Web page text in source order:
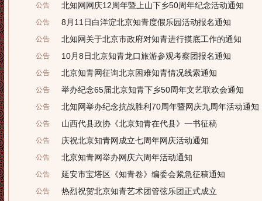
公告 北知网网庆12周年暨上山下乡50周年纪念活动通知
公告 8月11日白洋淀北京知青度假乐园活动报名通知
公告 北知网关于北京市政府对知青进行摸底工作的通知
公告 10月8日北京知青龙口旅游参观考察团报名通知
公告 北京知青网征询北京困难知青情况线索通知
公告 举办纪念65届北京知青下乡50周年文艺联欢会通知
公告 北知网举办纪念抗战胜利70周年暨网庆九周年活动通知
公告 山西代县政协《北京知青在代县》一书征稿
公告 庆祝北京知青网成立七周年网庆活动通知
公告 北京知青网举办网庆六周年活动通知
公告 延安市宝塔区《知青卷》编委会紧急征稿通知
公告 热烈祝贺北京知青艺术团管弦乐团正式成立